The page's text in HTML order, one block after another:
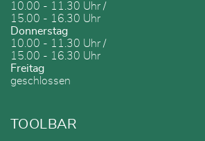
10.00 - 11.30 Uhr /
15.00 - 16.30 Uhr
Donnerstag
10.00 - 11.30 Uhr /
15.00 - 16.30 Uhr
Freitag
geschlossen
TOOLBAR